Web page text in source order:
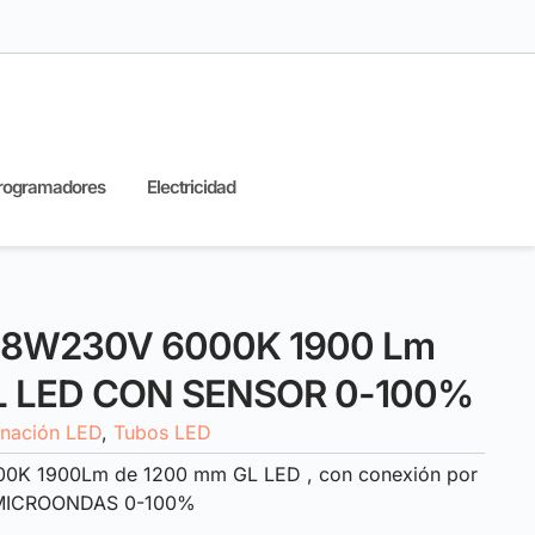
Electricidad
6000K 1900 Lm
CON SENSOR 0-100%
LED, Tubos LED
1900Lm de 1200 mm GL LED , con conexión por
0-100%